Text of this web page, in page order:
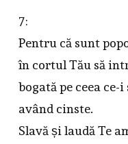
7:
Pentru că sunt
în cortul Tău să
bogată pe ceea ce-i
având cinste.
Slavă și laudă Te